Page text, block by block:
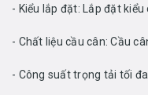
- Kiểu lắp đặt: Lắp đặt kiểu
- Chất liệu cầu cân: Cầu
- Công suất trọng tải tối